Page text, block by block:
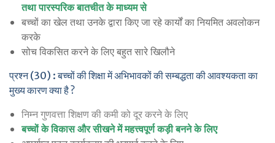
तथा पारस्परिक बातचीत के माध्यम से
बच्चों का खेल तथा उनके द्वारा किए जा रहे कार्यों का नियमित अवलोकन
करके
सोच विकसित करने के लिए बहुत सारे खिलौने
प्रश्न (30) : बच्चों की शिक्षा में अभिभावकों की सम्बद्धता की आवश्यकता का
मुख्य कारण क्या है ?
निम्न गुणवत्ता शिक्षण की कमी को दूर करने के लिए
बच्चों के विकास और सीखने में महत्त्वपूर्ण कड़ी बनने के लिए